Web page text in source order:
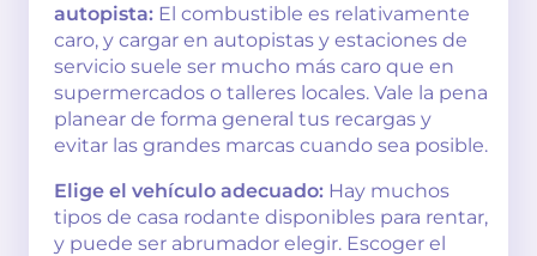
autopista: El combustible es relativamente
caro, y cargar en autopistas y estaciones de
servicio suele ser mucho más caro que en
supermercados o talleres locales. Vale la pena
planear de forma general tus recargas y
evitar las grandes marcas cuando sea posible.
Elige el vehículo adecuado: Hay muchos
tipos de casa rodante disponibles para rentar,
y puede ser abrumador elegir. Escoger el